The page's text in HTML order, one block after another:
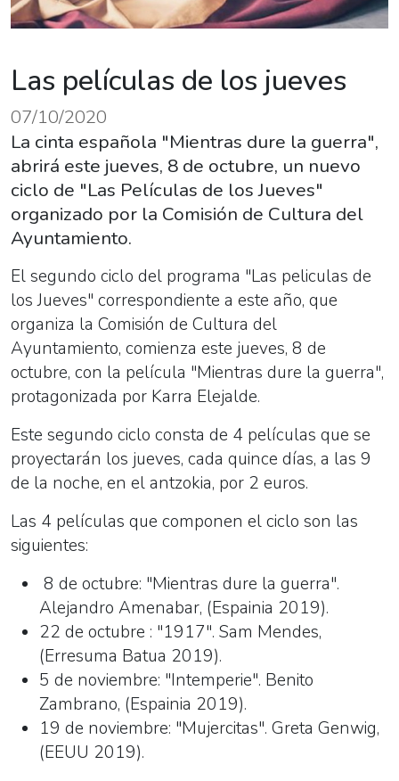
Las películas de los jueves
07/10/2020
La cinta española "Mientras dure la guerra",
abrirá este jueves, 8 de octubre, un nuevo
ciclo de "Las Películas de los Jueves"
organizado por la Comisión de Cultura del
Ayuntamiento.
El segundo ciclo del programa "Las peliculas de
los Jueves" correspondiente a este año, que
organiza la Comisión de Cultura del
Ayuntamiento, comienza este jueves, 8 de
octubre, con la película "Mientras dure la guerra",
protagonizada por Karra Elejalde.
Este segundo ciclo consta de 4 películas que se
proyectarán los jueves, cada quince días, a las 9
de la noche, en el antzokia, por 2 euros.
Las 4 películas que componen el ciclo son las
siguientes:
8 de octubre: "Mientras dure la guerra".
Alejandro Amenabar, (Espainia 2019).
22 de octubre : "1917". Sam Mendes,
(Erresuma Batua 2019).
5 de noviembre: "Intemperie". Benito
Zambrano, (Espainia 2019).
19 de noviembre: "Mujercitas". Greta Genwig,
(EEUU 2019).